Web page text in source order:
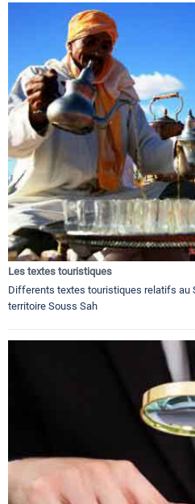
Les textes touristiques
Differents textes touristiques relatifs au
territoire Souss Sah